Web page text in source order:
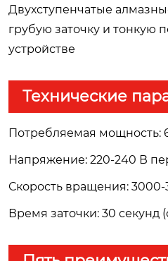
Двухступенчатые
грубую заточку и тонкую
устройстве
Технические
Потребляемая мощность:
Напряжение: 220-240 В
Скорость вращения:
Время заточки: 30 секунд